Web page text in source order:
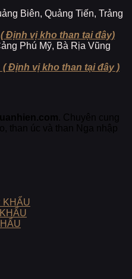
Biên, Quảng Tiến, Trảng
( Định vị kho than tại đây)
Phú Mỹ, Bà Rịa Vũng
( Định vị kho than tại đây )
. Chuyên cung
than úc và than Nga nhập
KHẨU